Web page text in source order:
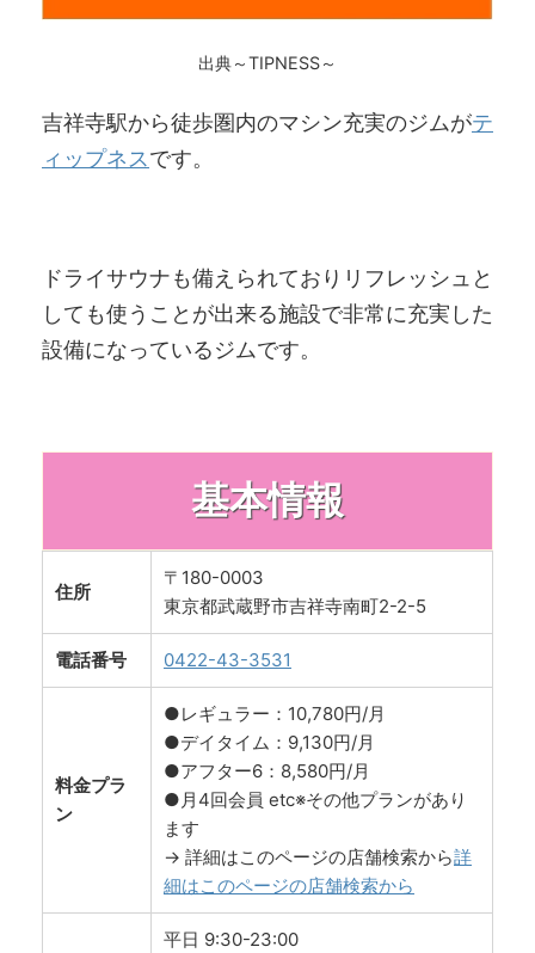
出典～TIPNESS～
吉祥寺駅から徒歩圏内のマシン充実のジムがテ
ィップネスです。
ドライサウナも備えられておりリフレッシュと
しても使うことが出来る施設で非常に充実した
設備になっているジムです。
基本情報
住所
〒180-0003
東京都武蔵野市吉祥寺南町2-2-5
電話番号 0422-43-3531
料金プラ
ン
●レギュラー：10,780円/月
●デイタイム：9,130円/月
●アフター6：8,580円/月
●月4回会員 etc※その他プランがあり
ます
→ 詳細はこのページの店舗検索から詳
細はこのページの店舗検索から
平日 9:30-23:00